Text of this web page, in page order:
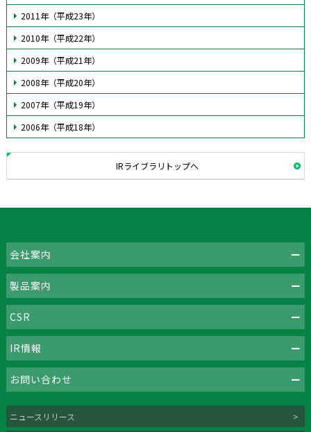
2011年（平成23年）
2010年（平成22年）
2009年（平成21年）
2008年（平成20年）
2007年（平成19年）
2006年（平成18年）
IRライブラリトップへ
会社案内
製品案内
CSR
IR情報
お問い合わせ
ニュースリリース